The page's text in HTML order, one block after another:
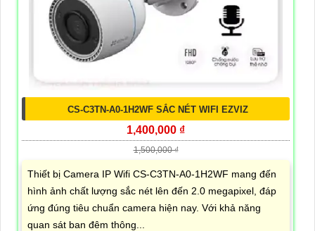
CS-C3TN-A0-1H2WF SẮC NÉT WIFI EZVIZ
1,400,000 ₫
1,500,000 ₫
Thiết bị Camera IP Wifi CS-C3TN-A0-1H2WF mang đến
hình ảnh chất lượng sắc nét lên đến 2.0 megapixel, đáp
ứng đúng tiêu chuẩn camera hiện nay. Với khả năng
quan sát ban đêm thông...